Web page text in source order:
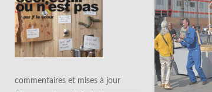
commentaires et mises à jour